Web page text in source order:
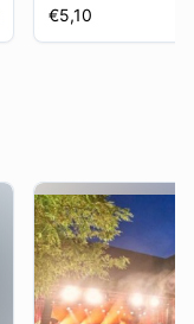
€5,10